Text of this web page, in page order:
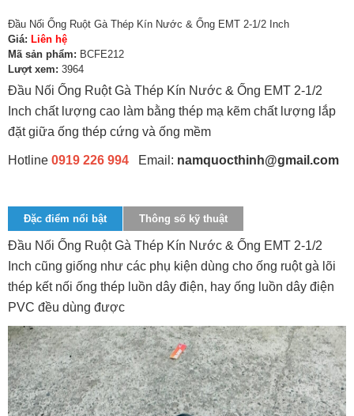
Đầu Nối Ống Ruột Gà Thép Kín Nước & Ống EMT 2-1/2 Inch
Giá: Liên hệ
Mã sản phẩm: BCFE212
Lượt xem: 3964
Đầu Nối Ống Ruột Gà Thép Kín Nước & Ống EMT 2-1/2
Inch chất lượng cao làm bằng thép mạ kẽm chất lượng lắp
đặt giữa ống thép cứng và ống mềm
Hotline 0919 226 994 Email: namquocthinh@gmail.com
Đặc điểm nổi bật Thông số kỹ thuật
Đầu Nối Ống Ruột Gà Thép Kín Nước & Ống EMT 2-1/2
Inch cũng giống như các phụ kiện dùng cho ống ruột gà lõi
thép kết nối ống thép luồn dây điện, hay ống luồn dây điện
PVC đều dùng được